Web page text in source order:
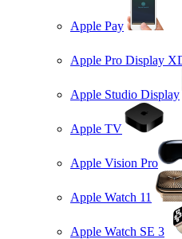
Apple Pay
Apple Pro Display
Apple Studio Display
Apple TV
Apple Vision Pro
Apple Watch 11
Apple Watch SE 3